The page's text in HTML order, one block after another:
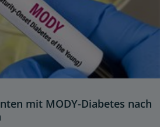
mit MODY-Diabetes nach